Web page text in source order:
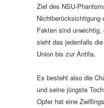
Ziel des NSU-
Nichtberücksichtigung
Fakten sind
sieht das jedenfalls
Union bis zur Antifa.
Es besteht also die
und seine jüngste
Opfer hat eine